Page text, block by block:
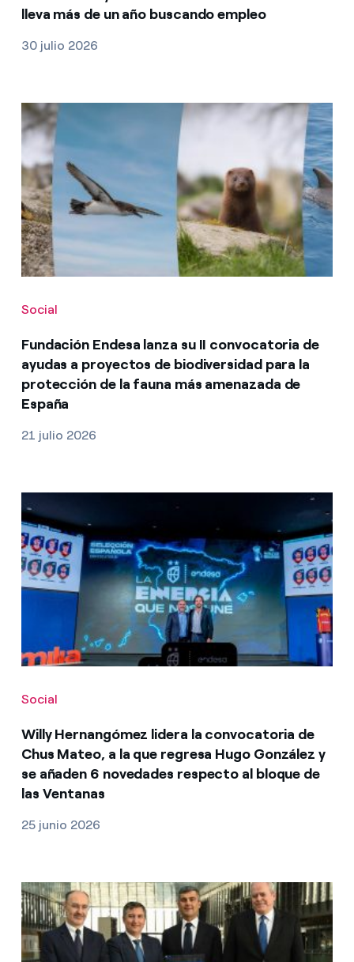
lleva más de un año buscando empleo
30 julio 2026
Social
Fundación Endesa lanza su II convocatoria de
ayudas a proyectos de biodiversidad para la
protección de la fauna más amenazada de
España
21 julio 2026
Social
Willy Hernangómez lidera la convocatoria de
Chus Mateo, a la que regresa Hugo González y
se añaden 6 novedades respecto al bloque de
las Ventanas
25 junio 2026